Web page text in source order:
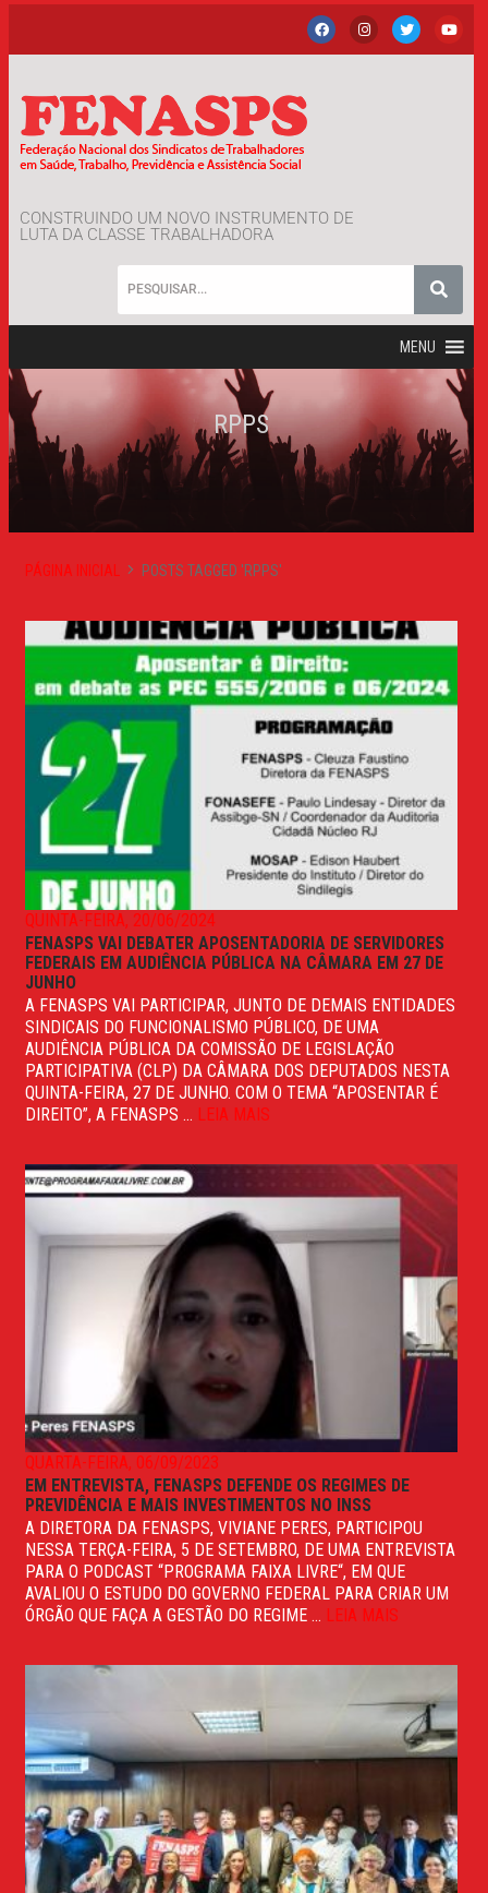
CONSTRUINDO UM NOVO INSTRUMENTO DE
LUTA DA CLASSE TRABALHADORA
MENU
RPPS
PÁGINA INICIAL POSTS TAGGED 'RPPS'
QUINTA-FEIRA, 20/06/2024
FENASPS VAI DEBATER APOSENTADORIA DE SERVIDORES
FEDERAIS EM AUDIÊNCIA PÚBLICA NA CÂMARA EM 27 DE
JUNHO
A FENASPS VAI PARTICIPAR, JUNTO DE DEMAIS ENTIDADES
SINDICAIS DO FUNCIONALISMO PÚBLICO, DE UMA
AUDIÊNCIA PÚBLICA DA COMISSÃO DE LEGISLAÇÃO
PARTICIPATIVA (CLP) DA CÂMARA DOS DEPUTADOS NESTA
QUINTA-FEIRA, 27 DE JUNHO. COM O TEMA “APOSENTAR É
DIREITO”, A FENASPS ... LEIA MAIS
QUARTA-FEIRA, 06/09/2023
EM ENTREVISTA, FENASPS DEFENDE OS REGIMES DE
PREVIDÊNCIA E MAIS INVESTIMENTOS NO INSS
A DIRETORA DA FENASPS, VIVIANE PERES, PARTICIPOU
NESSA TERÇA-FEIRA, 5 DE SETEMBRO, DE UMA ENTREVISTA
PARA O PODCAST “PROGRAMA FAIXA LIVRE“, EM QUE
AVALIOU O ESTUDO DO GOVERNO FEDERAL PARA CRIAR UM
ÓRGÃO QUE FAÇA A GESTÃO DO REGIME ... LEIA MAIS